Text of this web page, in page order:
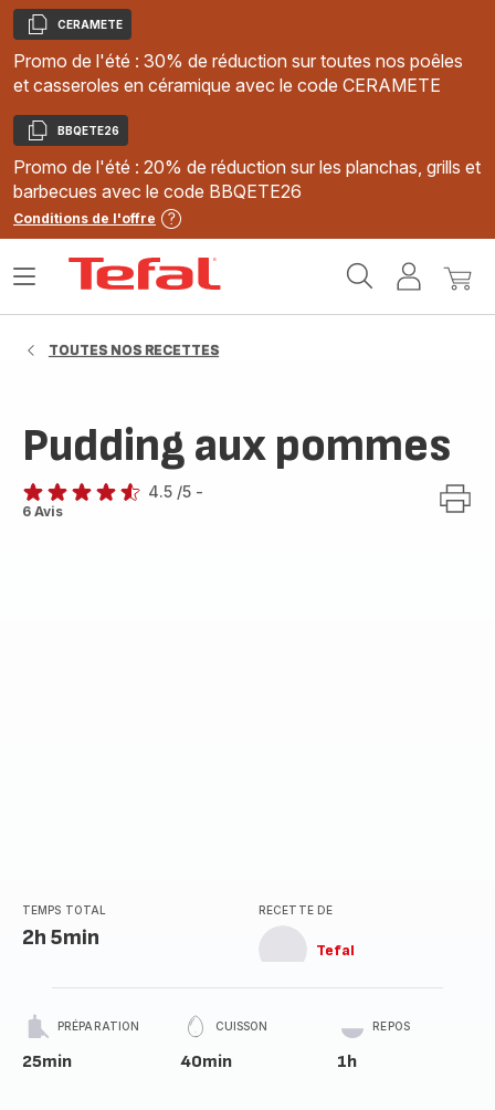
Copier
CERAMETE
Promo de l'été : 30% de réduction sur toutes nos poêles
et casseroles en céramique avec le code CERAMETE
Copier
BBQETE26
Promo de l'été : 20% de réduction sur les planchas, grills et
barbecues avec le code BBQETE26
Conditions de l'offre
MonMon
Ouvrir
TOUTES NOS RECETTES
Pudding aux pommes
ratings.4.5
4.5 /5 -
6 Avis
TEMPS TOTAL
2h 5min
RECETTE DE
Tefal
PRÉPARATION
25min
CUISSON
40min
REPOS
1h